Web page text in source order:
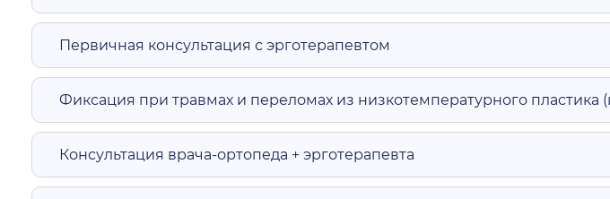
Первичная консультация с эрготерапевтом
Фиксация при травмах и переломах из низкотемпературного пластика
Консультация врача-ортопеда + эрготерапевта